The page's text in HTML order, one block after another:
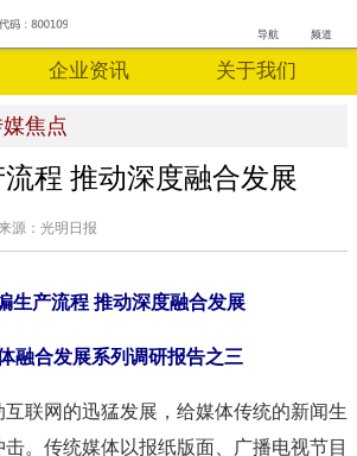
企业资讯 关于我们
导航 频道
焦点
程 推动深度融合发展
源： 光明日报
生产流程 推动深度融合发展
融合发展系列调研报告之三
联网的迅猛发展，给媒体传统的新闻生
。传统媒体以报纸版面、广播电视节目